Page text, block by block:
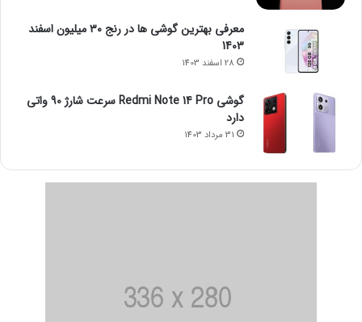
معرفی بهترین گوشی ها در رنج ۳۰ میلیون اسفند
1403
28 اسفند 1403
گوشی Redmi Note 14 Pro سرعت شارژ 90 واتی
دارد
31 مرداد 1403